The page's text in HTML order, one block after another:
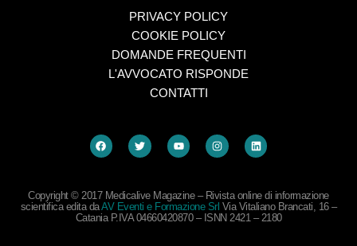
PRIVACY POLICY
COOKIE POLICY
DOMANDE FREQUENTI
L'AVVOCATO RISPONDE
CONTATTI
Copyright © 2017 Medicalive Magazine – Rivista online di informazione
scientifica edita daAV Eventi e Formazione Srl Via Vitaliano Brancati, 16 –
Catania P.IVA 04660420870 – ISNN 2421 – 2180